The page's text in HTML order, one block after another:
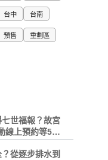
台中 台南
預售 重劃區
七世福報？故宮
上預約等5大
從逐步排水到